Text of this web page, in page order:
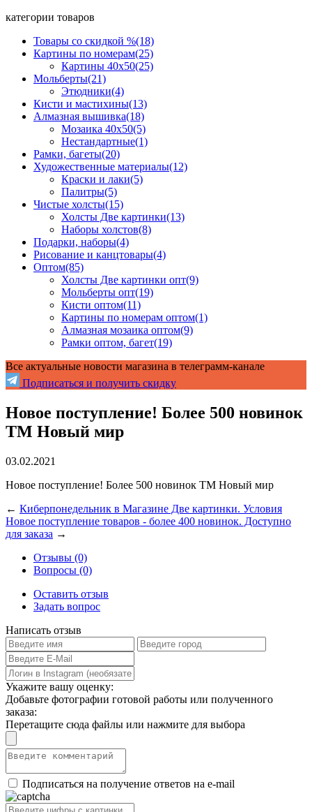
категории товаров
Товары со скидкой %(18)
Картины по номерам(25)
Картины 40x50(25)
Мольберты(21)
Этюдники(4)
Кисти и мастихины(13)
Алмазная вышивка(18)
Мозаика 40x50(5)
Нестандартные(1)
Рамки, багеты(20)
Художественные материалы(12)
Краски и лаки(5)
Палитры(5)
Чистые холсты(15)
Холсты Две картинки(13)
Наборы холстов(8)
Подарки, наборы(4)
Рисование и канцтовары(4)
Оптом(85)
Холсты Две картинки опт(9)
Мольберты опт(19)
Кисти оптом(11)
Картины по номерам оптом(1)
Алмазная мозаика оптом(9)
Рамки оптом, багет(19)
Все актуальные новости магазина в телеграмм-канале
Подписаться и получить скидку
Новое поступление! Более 500 новинок
ТМ Новый мир
03.02.2021
Новое поступление! Более 500 новинок ТМ Новый мир
← Киберпонедельник в Магазине Две картинки. Условия
Новое поступление товаров - более 400 новинок. Доступно
для заказа →
Отзывы (0)
Вопросы (0)
Оставить отзыв
Задать вопрос
Написать отзыв
Укажите вашу оценку:
Добавьте фотографии готовой работы или полученного
заказа:
Перетащите сюда файлы или нажмите для выбора
Подписаться на получение ответов на e-mail